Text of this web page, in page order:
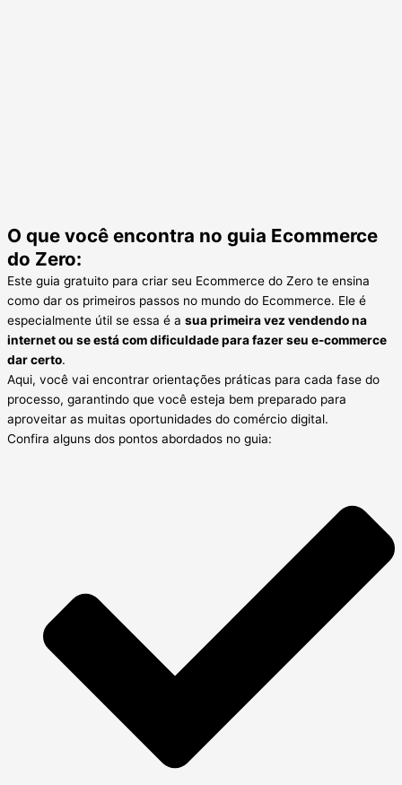
O que você encontra no guia Ecommerce
do Zero:
Este guia gratuito para criar seu Ecommerce do Zero te ensina
como dar os primeiros passos no mundo do Ecommerce. Ele é
especialmente útil se essa é a sua primeira vez vendendo na
internet ou se está com dificuldade para fazer seu e-commerce
dar certo.
Aqui, você vai encontrar orientações práticas para cada fase do
processo, garantindo que você esteja bem preparado para
aproveitar as muitas oportunidades do comércio digital.
Confira alguns dos pontos abordados no guia: